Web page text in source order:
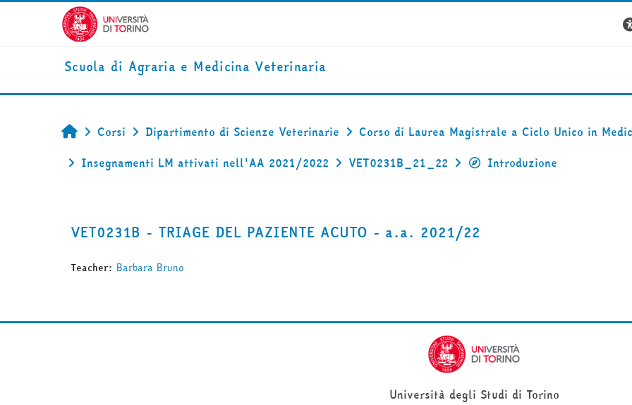
Vai al contenuto principale
Scuola di Agraria e Medicina Veterinaria
Home
Corsi Dipartimento di Scienze Veterinarie
Corso di Laurea Magistrale a Ciclo Unico in
Insegnamenti LM attivati nell'AA 2021/2022
VET0231B_21_22 Introduzione
VET0231B - TRIAGE DEL PAZIENTE ACUTO - a.a. 2021/22
Teacher: Barbara Bruno
Università degli Studi di Torino